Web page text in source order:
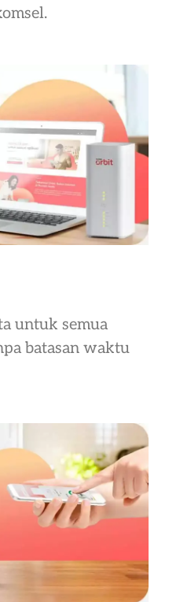
untuk semua
batasan waktu